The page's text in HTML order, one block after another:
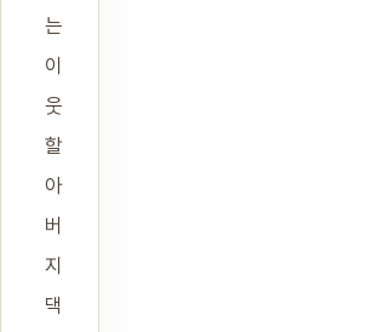
는
이
웃
할
아
버
지
댁